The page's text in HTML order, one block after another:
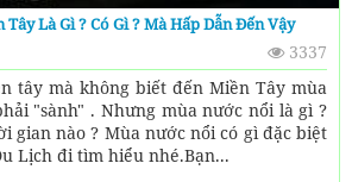
Là Gì ? Có Gì ? Mà Hấp Dẫn Đến Vậy
3337
tây mà không biết đến Miền Tây mùa
"sành" . Nhưng mùa nước nổi là gì ?
gian nào ? Mùa nước nổi có gì đặc biệt
Lịch đi tìm hiểu nhé.Bạn...